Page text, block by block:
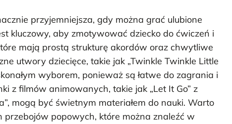
przyjemniejsza, gdy można grać ulubione
kluczowy, aby zmotywować dziecko do ćwiczeń i
mają prostą strukturę akordów oraz chwytliwe
utwory dziecięce, takie jak „Twinkle Twinkle Little
wyborem, ponieważ są łatwe do zagrania i
z filmów animowanych, takie jak „Let It Go” z
mogą być świetnym materiałem do nauki. Warto
popowych, które można znaleźć w